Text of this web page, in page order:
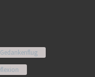
Gedankenflug